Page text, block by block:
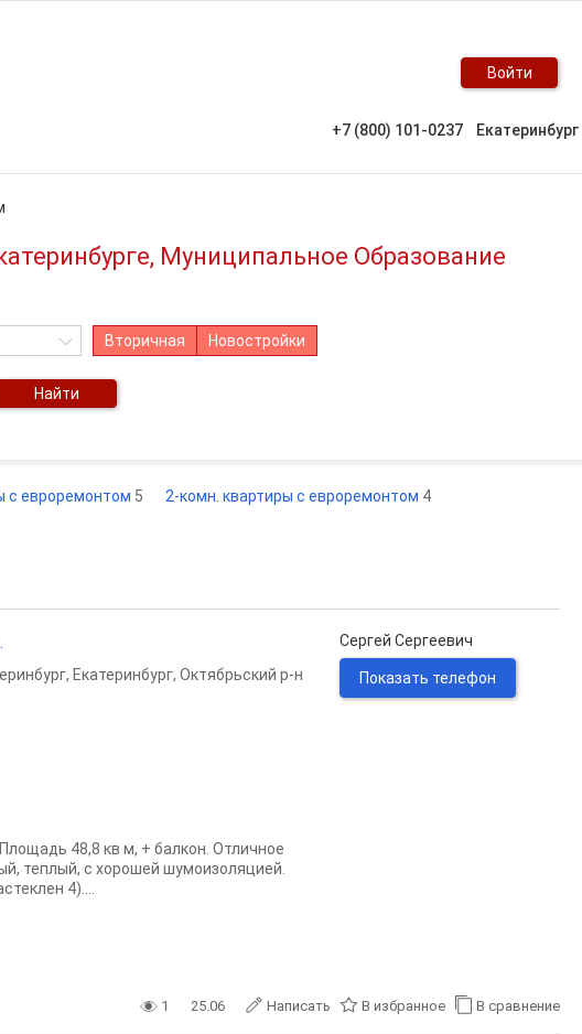
Войти
+7 (800) 101-0237 Екатеринбург
Муниципальное Образование
Вторичная Новостройки
Найти
с евроремонтом 5 2-комн. квартиры с евроремонтом 4
, Екатеринбург, Октябрьский р-н
48,8 кв м, + балкон. Отличное
теплый, с хорошей шумоизоляцией.
4)....
Сергей Сергеевич
Показать телефон
1 25.06 Написать В избранное В сравнение